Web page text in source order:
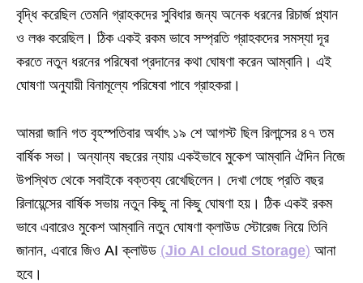
বৃদ্ধি করেছিল তেমনি গ্রাহকদের সুবিধার জন্য অনেক ধরনের রিচার্জ প্ল্যান
ও লঞ্চ করেছিল। ঠিক একই রকম ভাবে সম্প্রতি গ্রাহকদের সমস্যা দূর
করতে নতুন ধরনের পরিষেবা প্রদানের কথা ঘোষণা করেন আম্বানি। এই
ঘোষণা অনুযায়ী বিনামূল্যে পরিষেবা পাবে গ্রাহকরা।
আমরা জানি গত বৃহস্পতিবার অর্থাৎ ১৯ শে আগস্ট ছিল রিলান্সের ৪৭ তম
বার্ষিক সভা। অন্যান্য বছরের ন্যায় একইভাবে মুকেশ আম্বানি ঐদিন নিজে
উপস্থিত থেকে সবাইকে বক্তব্য রেখেছিলেন। দেখা গেছে প্রতি বছর
রিলায়েন্সের বার্ষিক সভায় নতুন কিছু না কিছু ঘোষণা হয়। ঠিক একই রকম
ভাবে এবারেও মুকেশ আম্বানি নতুন ঘোষণা ক্লাউড স্টোরেজ নিয়ে তিনি
জানান, এবারে জিও AI ক্লাউড (Jio AI cloud Storage) আনা
হবে।